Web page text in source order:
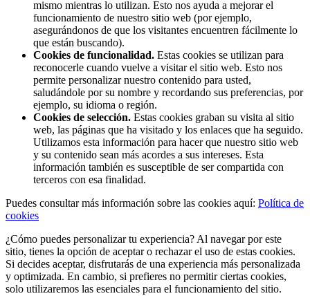
mismo mientras lo utilizan. Esto nos ayuda a mejorar el
funcionamiento de nuestro sitio web (por ejemplo,
asegurándonos de que los visitantes encuentren fácilmente lo
que están buscando).
Cookies de funcionalidad. Estas cookies se utilizan para
reconocerle cuando vuelve a visitar el sitio web. Esto nos
permite personalizar nuestro contenido para usted,
saludándole por su nombre y recordando sus preferencias, por
ejemplo, su idioma o región.
Cookies de selección. Estas cookies graban su visita al sitio
web, las páginas que ha visitado y los enlaces que ha seguido.
Utilizamos esta información para hacer que nuestro sitio web
y su contenido sean más acordes a sus intereses. Esta
información también es susceptible de ser compartida con
terceros con esa finalidad.
Puedes consultar más información sobre las cookies aquí: Política de
cookies
¿Cómo puedes personalizar tu experiencia? Al navegar por este
sitio, tienes la opción de aceptar o rechazar el uso de estas cookies.
Si decides aceptar, disfrutarás de una experiencia más personalizada
y optimizada. En cambio, si prefieres no permitir ciertas cookies,
solo utilizaremos las esenciales para el funcionamiento del sitio.